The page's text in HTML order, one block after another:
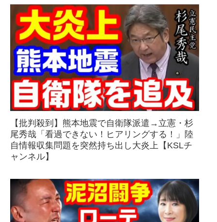
【批判殺到】熊本地震で自衛隊派遣→立憲・杉
尾秀哉「看過できない！ヒアリングする！」陸
自情報収集問題を突然持ち出し大炎上【KSLチ
ャンネル】